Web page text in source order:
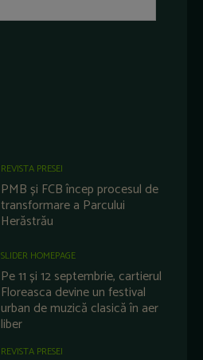
REVISTA PRESEI
PMB și FCB încep procesul de
transformare a Parcului
Herăstrău
SLIDER HOMEPAGE
Pe 11 și 12 septembrie, cartierul
Floreasca devine un festival
urban de muzică clasică în aer
liber
REVISTA PRESEI